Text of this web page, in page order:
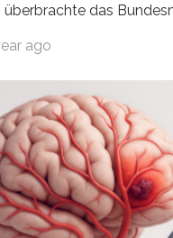
überbrachte das
der
(IGF),
Mittelstand
INNO-KOM. Auf
Mittelstand 2025 am 5.
ago